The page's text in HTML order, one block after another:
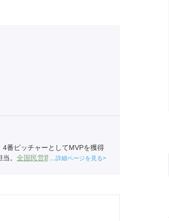
番ピッチャーとしてMVPを獲得
。 全国民営職業紹介事業協会職
詳細ページを見る